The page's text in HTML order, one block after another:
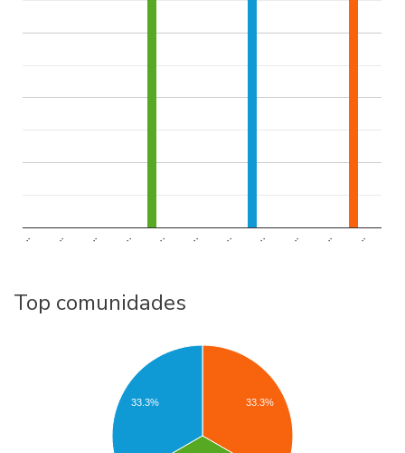
.. .. .. .. .. .. .. .. .. .. ..
Top comunidades
33.3%
33.3%